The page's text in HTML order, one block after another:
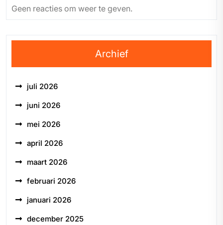
Geen reacties om weer te geven.
Archief
juli 2026
juni 2026
mei 2026
april 2026
maart 2026
februari 2026
januari 2026
december 2025